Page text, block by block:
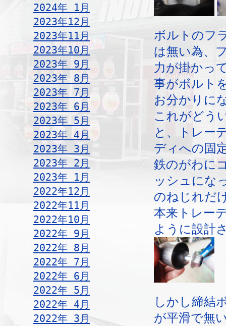
2024年 1月
2023年12月
2023年11月
2023年10月
2023年 9月
2023年 8月
2023年 7月
2023年 6月
2023年 5月
2023年 4月
2023年 3月
2023年 2月
2023年 1月
2022年12月
2022年11月
2022年10月
2022年 9月
2022年 8月
2022年 7月
2022年 6月
2022年 5月
2022年 4月
2022年 3月
ボルトのフ
は無い為、
力が掛かっ
事がボルト
お分かりに
これがどう
と、トレー
ディへの固
鉄のがわに
ッシュにな
のねじれだ
本来トレー
ように設計
しかし締結
が平滑で無